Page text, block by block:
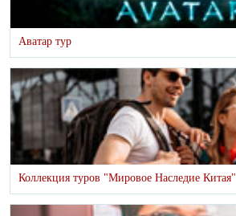
Аватар тур
Коллекция туров "Мировое Наследие Китая"